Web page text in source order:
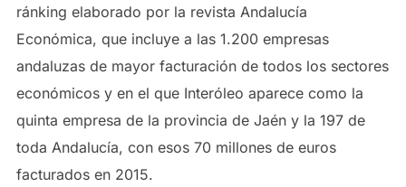
ránking elaborado por la revista Andalucía
Económica, que incluye a las 1.200 empresas
andaluzas de mayor facturación de todos los sectores
económicos y en el que Interóleo aparece como la
quinta empresa de la provincia de Jaén y la 197 de
toda Andalucía, con esos 70 millones de euros
facturados en 2015.